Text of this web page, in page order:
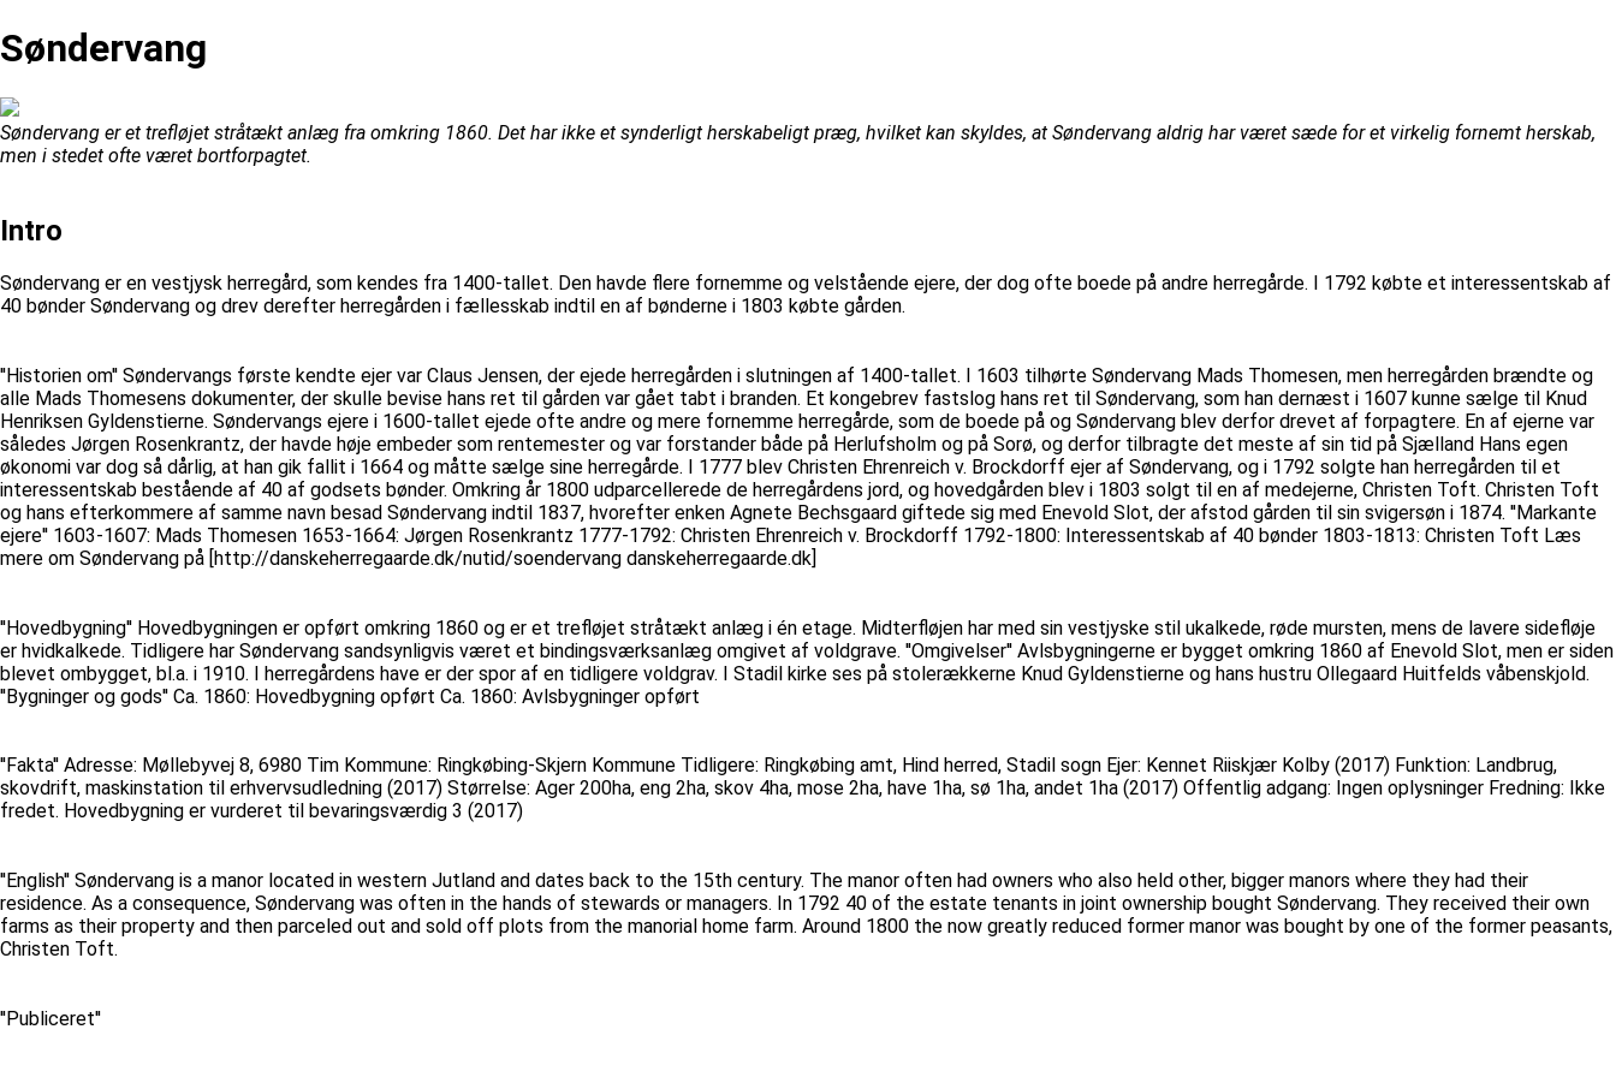
Søndervang
Søndervang er et trefløjet stråtækt anlæg fra omkring 1860. Det har ikke et synderligt herskabeligt præg, hvilket kan skyldes, at Søndervang aldrig har været sæde for et virkelig fornemt herskab,
men i stedet ofte været bortforpagtet.
Intro
Søndervang er en vestjysk herregård, som kendes fra 1400-tallet. Den havde flere fornemme og velstående ejere, der dog ofte boede på andre herregårde. I 1792 købte et interessentskab af
40 bønder Søndervang og drev derefter herregården i fællesskab indtil en af bønderne i 1803 købte gården.
''Historien om'' Søndervangs første kendte ejer var Claus Jensen, der ejede herregården i slutningen af 1400-tallet. I 1603 tilhørte Søndervang Mads Thomesen, men herregården brændte og
alle Mads Thomesens dokumenter, der skulle bevise hans ret til gården var gået tabt i branden. Et kongebrev fastslog hans ret til Søndervang, som han dernæst i 1607 kunne sælge til Knud
Henriksen Gyldenstierne. Søndervangs ejere i 1600-tallet ejede ofte andre og mere fornemme herregårde, som de boede på og Søndervang blev derfor drevet af forpagtere. En af ejerne var
således Jørgen Rosenkrantz, der havde høje embeder som rentemester og var forstander både på Herlufsholm og på Sorø, og derfor tilbragte det meste af sin tid på Sjælland Hans egen
økonomi var dog så dårlig, at han gik fallit i 1664 og måtte sælge sine herregårde. I 1777 blev Christen Ehrenreich v. Brockdorff ejer af Søndervang, og i 1792 solgte han herregården til et
interessentskab bestående af 40 af godsets bønder. Omkring år 1800 udparcellerede de herregårdens jord, og hovedgården blev i 1803 solgt til en af medejerne, Christen Toft. Christen Toft
og hans efterkommere af samme navn besad Søndervang indtil 1837, hvorefter enken Agnete Bechsgaard giftede sig med Enevold Slot, der afstod gården til sin svigersøn i 1874. ''Markante
ejere'' 1603-1607: Mads Thomesen 1653-1664: Jørgen Rosenkrantz 1777-1792: Christen Ehrenreich v. Brockdorff 1792-1800: Interessentskab af 40 bønder 1803-1813: Christen Toft Læs
mere om Søndervang på [http://danskeherregaarde.dk/nutid/soendervang danskeherregaarde.dk]
''Hovedbygning'' Hovedbygningen er opført omkring 1860 og er et trefløjet stråtækt anlæg i én etage. Midterfløjen har med sin vestjyske stil ukalkede, røde mursten, mens de lavere sidefløje
er hvidkalkede. Tidligere har Søndervang sandsynligvis været et bindingsværksanlæg omgivet af voldgrave. ''Omgivelser'' Avlsbygningerne er bygget omkring 1860 af Enevold Slot, men er siden
blevet ombygget, bl.a. i 1910. I herregårdens have er der spor af en tidligere voldgrav. I Stadil kirke ses på stolerækkerne Knud Gyldenstierne og hans hustru Ollegaard Huitfelds våbenskjold.
''Bygninger og gods'' Ca. 1860: Hovedbygning opført Ca. 1860: Avlsbygninger opført
''Fakta'' Adresse: Møllebyvej 8, 6980 Tim Kommune: Ringkøbing-Skjern Kommune Tidligere: Ringkøbing amt, Hind herred, Stadil sogn Ejer: Kennet Riiskjær Kolby (2017) Funktion: Landbrug,
skovdrift, maskinstation til erhvervsudledning (2017) Størrelse: Ager 200ha, eng 2ha, skov 4ha, mose 2ha, have 1ha, sø 1ha, andet 1ha (2017) Offentlig adgang: Ingen oplysninger Fredning: Ikke
fredet. Hovedbygning er vurderet til bevaringsværdig 3 (2017)
''English'' Søndervang is a manor located in western Jutland and dates back to the 15th century. The manor often had owners who also held other, bigger manors where they had their
residence. As a consequence, Søndervang was often in the hands of stewards or managers. In 1792 40 of the estate tenants in joint ownership bought Søndervang. They received their own
farms as their property and then parceled out and sold off plots from the manorial home farm. Around 1800 the now greatly reduced former manor was bought by one of the former peasants,
Christen Toft.
''Publiceret''